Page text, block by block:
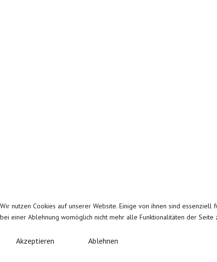
Wir nutzen Cookies auf unserer Website. Einige von ihnen sind
bei einer Ablehnung womöglich nicht mehr alle Funktionalitäten der Seite
Akzeptieren Ablehnen